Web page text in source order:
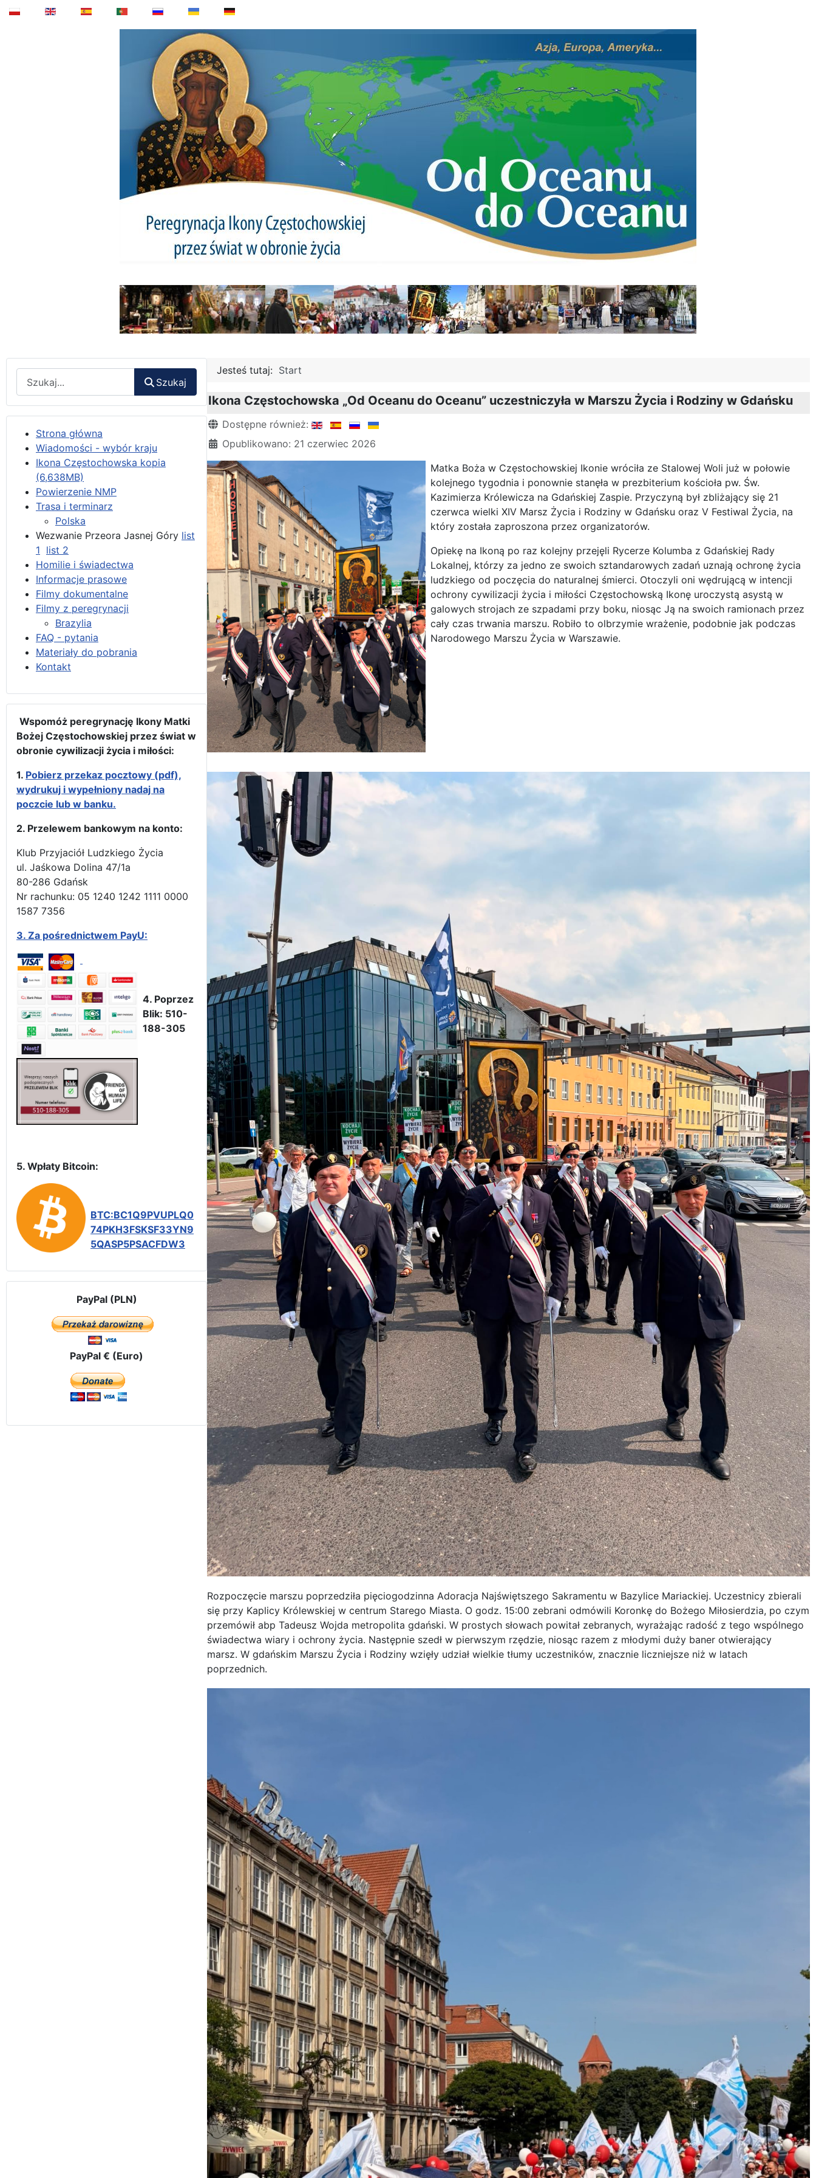
Szukaj
Strona główna
Wiadomości - wybór kraju
Ikona Częstochowska kopia
(6,638MB)
Powierzenie NMP
Trasa i terminarz
Polska
Wezwanie Przeora Jasnej Góry list
1 list 2
Homilie i świadectwa
Informacje prasowe
Filmy dokumentalne
Filmy z peregrynacji
Brazylia
FAQ - pytania
Materiały do pobrania
Kontakt
Wspomóż peregrynację Ikony Matki
Bożej Częstochowskiej przez świat w
obronie cywilizacji życia i miłości:
1. Pobierz przekaz pocztowy (pdf),
wydrukuj i wypełniony nadaj na
poczcie lub w banku.
2. Przelewem bankowym na konto:
Klub Przyjaciół Ludzkiego Życia
ul. Jaśkowa Dolina 47/1a
80-286 Gdańsk
Nr rachunku: 05 1240 1242 1111 0000
1587 7356
3. Za pośrednictwem PayU:
4. Poprzez
Blik: 510-
188-305
5. Wpłaty Bitcoin:
BTC:BC1Q9PVUPLQ0
74PKH3FSKSF33YN9
5QASP5PSACFDW3
PayPal (PLN)
PayPal € (Euro)
Jesteś tutaj: Start
Ikona Częstochowska „Od Oceanu do Oceanu” uczestniczyła w Marszu Życia i Rodziny w Gdańsku
Szczegóły
Dostępne również:
Opublikowano: 21 czerwiec 2026
Matka Boża w Częstochowskiej Ikonie wróciła ze Stalowej Woli już w połowie
kolejnego tygodnia i ponownie stanęła w prezbiterium kościoła pw. Św.
Kazimierza Królewicza na Gdańskiej Zaspie. Przyczyną był zbliżający się 21
czerwca wielki XIV Marsz Życia i Rodziny w Gdańsku oraz V Festiwal Życia, na
który została zaproszona przez organizatorów.
Opiekę na Ikoną po raz kolejny przejęli Rycerze Kolumba z Gdańskiej Rady
Lokalnej, którzy za jedno ze swoich sztandarowych zadań uznają ochronę życia
ludzkiego od poczęcia do naturalnej śmierci. Otoczyli oni wędrującą w intencji
ochrony cywilizacji życia i miłości Częstochowską Ikonę uroczystą asystą w
galowych strojach ze szpadami przy boku, niosąc Ją na swoich ramionach przez
cały czas trwania marszu. Robiło to olbrzymie wrażenie, podobnie jak podczas
Narodowego Marszu Życia w Warszawie.
Rozpoczęcie marszu poprzedziła pięciogodzinna Adoracja Najświętszego Sakramentu w Bazylice Mariackiej. Uczestnicy zbierali
się przy Kaplicy Królewskiej w centrum Starego Miasta. O godz. 15:00 zebrani odmówili Koronkę do Bożego Miłosierdzia, po czym
przemówił abp Tadeusz Wojda metropolita gdański. W prostych słowach powitał zebranych, wyrażając radość z tego wspólnego
świadectwa wiary i ochrony życia. Następnie szedł w pierwszym rzędzie, niosąc razem z młodymi duży baner otwierający
marsz. W gdańskim Marszu Życia i Rodziny wzięły udział wielkie tłumy uczestników, znacznie liczniejsze niż w latach
poprzednich.